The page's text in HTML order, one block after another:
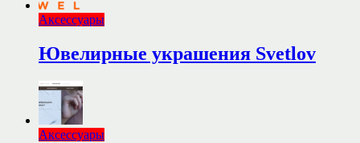
Аксессуары
Ювелирные украшения Svetlov
Аксессуары